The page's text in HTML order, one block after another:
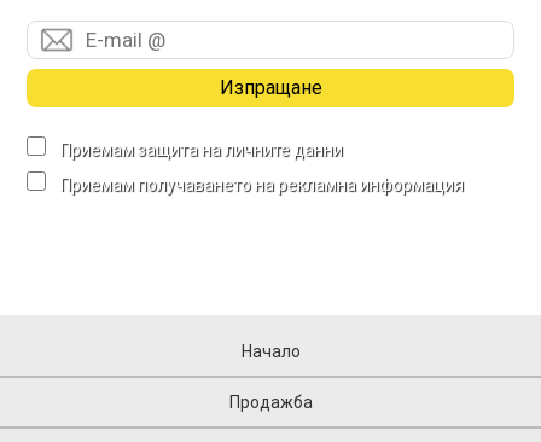
Изпращане
Приемам защита на личните данни
Приемам получаването на рекламна информация
Начало
Продажба